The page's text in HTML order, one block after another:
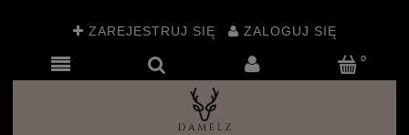
ZAREJESTRUJ SIĘ ZALOGUJ SIĘ